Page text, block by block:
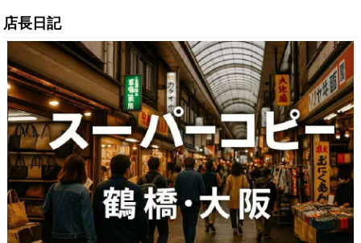
ィングと安定したムー
品」から「古典」へと
昇華させる、まさに冒
険を愛する収集家のた
めの傑作です。
密な仕上げが、カップ
ルの特別な瞬間を永遠
に輝かせる確かな逸品
を創り出します。
に、高級な在庫がわず
かなうちに入手でき
る、熟練者必携の逸品
です。
店長日記